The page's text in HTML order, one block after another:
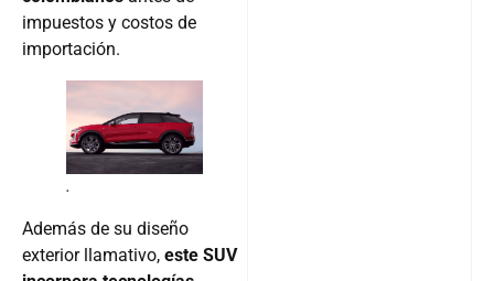
impuestos y costos de
importación.
.
Además de su diseño
exterior llamativo, este SUV